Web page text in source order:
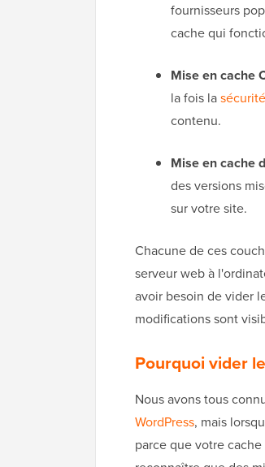
fournisseurs
cache qui
Mise en cache
la fois la
contenu.
Mise en cache
des versions
sur votre site.
Chacune de ces
serveur web à
avoir besoin de vider
modifications sont
Pourquoi vider
Nous avons tous
WordPress, mais
parce que votre